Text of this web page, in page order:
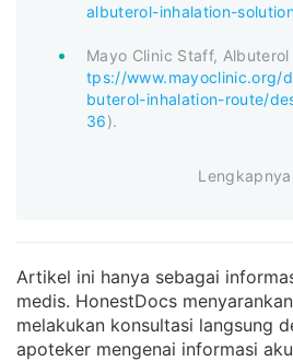
albuterol-inhalation-
Mayo Clinic Staff,
tps://www.mayoclinic.org/
buterol-inhalation-route/
36).
Lengkapnya
Artikel ini hanya sebagai
medis. HonestDocs
melakukan konsultasi langsung
apoteker mengenai informasi